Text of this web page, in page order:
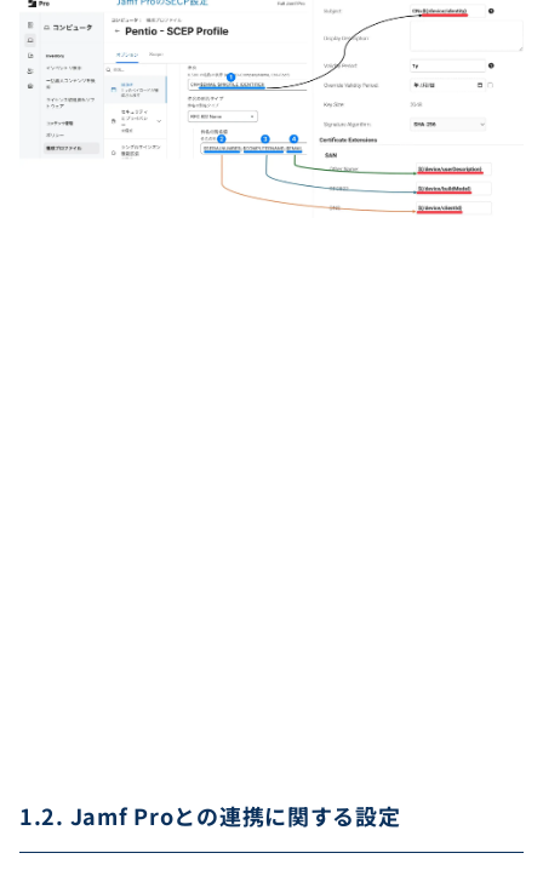
1.2. Jamf Proとの連携に関する設定